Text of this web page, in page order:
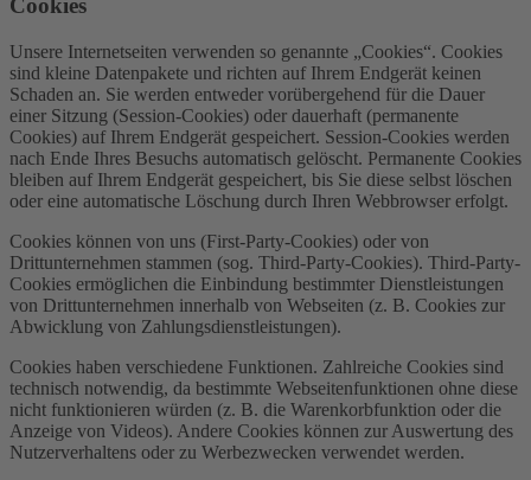
Cookies
Unsere Internetseiten verwenden so genannte „Cookies“. Cookies
sind kleine Datenpakete und richten auf Ihrem Endgerät keinen
Schaden an. Sie werden entweder vorübergehend für die Dauer
einer Sitzung (Session-Cookies) oder dauerhaft (permanente
Cookies) auf Ihrem Endgerät gespeichert. Session-Cookies werden
nach Ende Ihres Besuchs automatisch gelöscht. Permanente Cookies
bleiben auf Ihrem Endgerät gespeichert, bis Sie diese selbst löschen
oder eine automatische Löschung durch Ihren Webbrowser erfolgt.
Cookies können von uns (First-Party-Cookies) oder von
Drittunternehmen stammen (sog. Third-Party-Cookies). Third-Party-
Cookies ermöglichen die Einbindung bestimmter Dienstleistungen
von Drittunternehmen innerhalb von Webseiten (z. B. Cookies zur
Abwicklung von Zahlungsdienstleistungen).
Cookies haben verschiedene Funktionen. Zahlreiche Cookies sind
technisch notwendig, da bestimmte Webseitenfunktionen ohne diese
nicht funktionieren würden (z. B. die Warenkorbfunktion oder die
Anzeige von Videos). Andere Cookies können zur Auswertung des
Nutzerverhaltens oder zu Werbezwecken verwendet werden.